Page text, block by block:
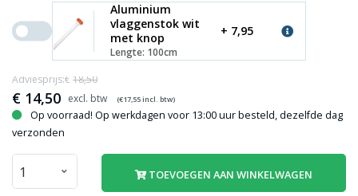
Aluminium
vlaggenstok wit
met knop
Lengte: 100cm
+ 7,95
€ 14,50 (€17,55incl. btw)
Adviesprijs:€ 18,50
Op voorraad! Op werkdagen voor 13:00 uur besteld, dezelfde dag
verzonden
TOEVOEGEN AAN WINKELWAGEN